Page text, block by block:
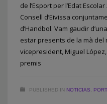
de l’Esport per l’Edat
Consell d’Eivissa
d’Handbol. Vam gaudir
estar presents de la mà del
vicepresident, Miguel
premis
PUBLISHED IN NOTICIAS